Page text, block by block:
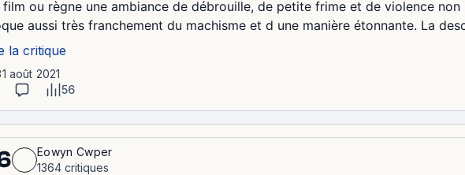
film ou règne une ambiance de débrouille, de petite frime et de violence non
aussi très franchement du machisme et d une manière étonnante. La
la critique
août 2021
56
Eowyn Cwper
1364 critiques